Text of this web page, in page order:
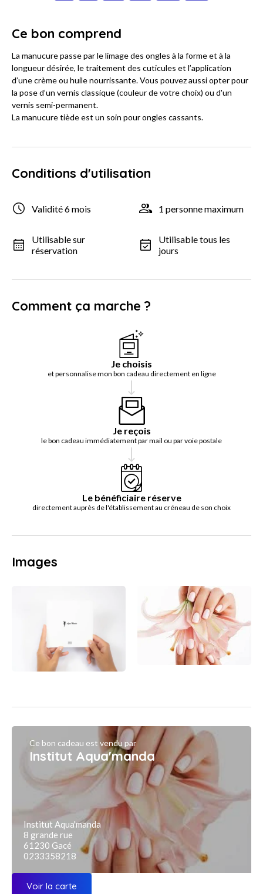
Ce bon comprend
La manucure passe par le limage des ongles à la forme et à la
longueur désirée, le traitement des cuticules et l’application
d’une crème ou huile nourrissante. Vous pouvez aussi opter pour
la pose d’un vernis classique (couleur de votre choix) ou d'un
vernis semi-permanent.
La manucure tiède est un soin pour ongles cassants.
Conditions d'utilisation
Validité 6 mois 1 personne maximum
Utilisable sur
réservation
Utilisable tous les
jours
Comment ça marche ?
Je choisis
et personnalise mon bon cadeau directement en ligne
Je reçois
le bon cadeau immédiatement par mail ou par voie postale
Le bénéficiaire réserve
directement auprès de l'établissement au créneau de son choix
Images
Ce bon cadeau est vendu par
Institut Aqua'manda
Institut Aqua'manda
8 grande rue
61230 Gacé
0233358218
Voir la carte